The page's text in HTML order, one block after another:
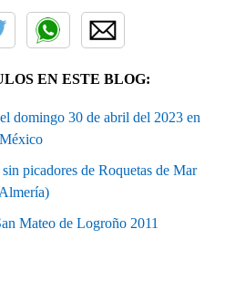
EN ESTE BLOG:
domingo 30 de abril del 2023 en
México
picadores de Roquetas de Mar
Mateo de Logroño 2011